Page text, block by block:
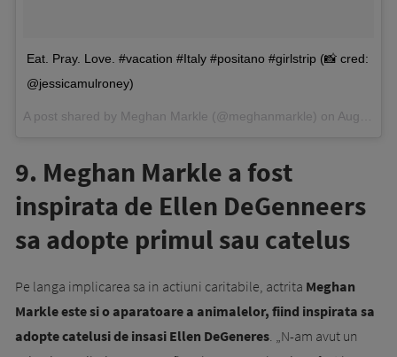
Eat. Pray. Love. #vacation #Italy #positano #girlstrip (📸 cred:
@jessicamulroney)
A post shared by Meghan Markle (@meghanmarkle) on Aug 18, 2016 at 8:05am PDT
9. Meghan Markle a fost
inspirata de Ellen DeGenneers
sa adopte primul sau catelus
Pe langa implicarea sa in actiuni caritabile, actrita Meghan
Markle este si o aparatoare a animalelor, fiind inspirata sa
adopte catelusi de insasi Ellen DeGeneres . „N-am avut un